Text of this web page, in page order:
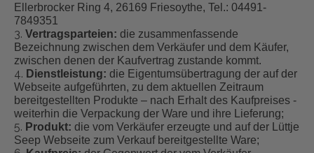
Ellerbrocker Ring 4, 26169 Friesoythe, Tel.: 04491-
7849351
Vertragsparteien: die zusammenfassende
Bezeichnung zwischen dem Verkäufer und dem Käufer,
zwischen denen der Kaufvertrag zustande kommt.
Dienstleistung: die Eigentumsübertragung der auf der
Webseite aufgeführten, zu dem aktuellen Zeitraum
bereitgestellten Produkte – nach Erhalt des Kaufpreises -
weiterhin die Verpackung der Ware und ihre Lieferung;
Produkt: die vom Verkäufer erzeugte und auf der Lüttje
Seep Webseite zum Verkauf bereitgestellte Ware;